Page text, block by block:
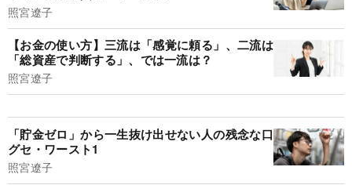
照宮遼子
【お金の使い方】三流は「感覚に頼る」、二流は
「総資産で判断する」、では一流は？
照宮遼子
「貯金ゼロ」から一生抜け出せない人の残念な口
グセ・ワースト1
照宮遼子